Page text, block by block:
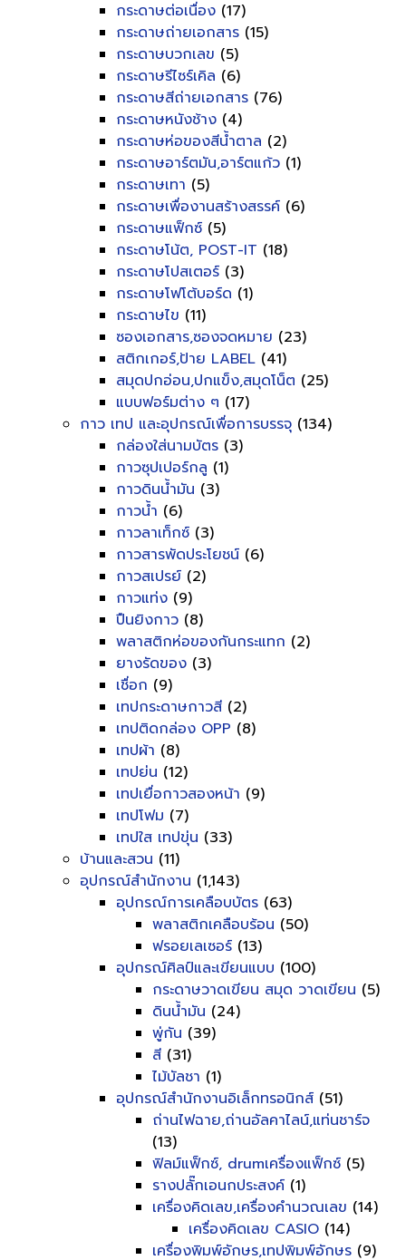
กระดาษต่อเนื่อง (17)
กระดาษถ่ายเอกสาร (15)
กระดาษบวกเลข (5)
กระดาษรีไซร์เคิล (6)
กระดาษสีถ่ายเอกสาร (76)
กระดาษหนังช้าง (4)
กระดาษห่อของสีน้ำตาล (2)
กระดาษอาร์ตมัน,อาร์ตแก้ว (1)
กระดาษเทา (5)
กระดาษเพื่องานสร้างสรรค์ (6)
กระดาษแฟ็กซ์ (5)
กระดาษโน้ต, POST-IT (18)
กระดาษโปสเตอร์ (3)
กระดาษโฟโต้บอร์ด (1)
กระดาษไข (11)
ซองเอกสาร,ซองจดหมาย (23)
สติกเกอร์,ป้าย LABEL (41)
สมุดปกอ่อน,ปกแข็ง,สมุดโน็ต (25)
แบบฟอร์มต่าง ๆ (17)
กาว เทป และอุปกรณ์เพื่อการบรรจุ (134)
กล่องใส่นามบัตร (3)
กาวซุปเปอร์กลู (1)
กาวดินน้ำมัน (3)
กาวน้ำ (6)
กาวลาเท็กซ์ (3)
กาวสารพัดประโยชน์ (6)
กาวสเปรย์ (2)
กาวแท่ง (9)
ปืนยิงกาว (8)
พลาสติกห่อของกันกระแทก (2)
ยางรัดของ (3)
เชื่อก (9)
เทปกระดาษกาวสี (2)
เทปติดกล่อง OPP (8)
เทปผ้า (8)
เทปย่น (12)
เทปเยื่อกาวสองหน้า (9)
เทปโฟม (7)
เทปใส เทปขุ่น (33)
บ้านและสวน (11)
อุปกรณ์สำนักงาน (1,143)
อุปกรณ์การเคลือบบัตร (63)
พลาสติกเคลือบร้อน (50)
ฟรอยเลเซอร์ (13)
อุปกรณ์ศิลป์และเขียนแบบ (100)
กระดาษวาดเขียน สมุด วาดเขียน (5)
ดินน้ำมัน (24)
พู่กัน (39)
สี (31)
ไม้บัลชา (1)
อุปกรณ์สำนักงานอิเล็กทรอนิกส์ (51)
ถ่านไฟฉาย,ถ่านอัลคาไลน์,แท่นชาร์จ
(13)
ฟิลม์แฟ็กซ์, drumเครื่องแฟ็กซ์ (5)
รางปลั๊กเอนกประสงค์ (1)
เครื่องคิดเลข,เครื่องคำนวณเลข (14)
เครื่องคิดเลข CASIO (14)
เครื่องพิมพ์อักษร,เทปพิมพ์อักษร (9)